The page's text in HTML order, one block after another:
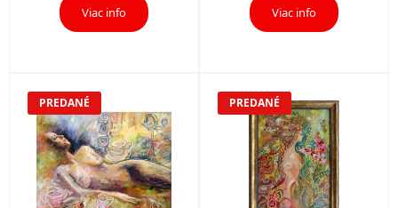
Viac info Viac info
PREDANÉ PREDANÉ